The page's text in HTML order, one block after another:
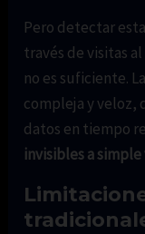
Pero detectar
través de visitas
no es suficiente.
compleja y veloz,
datos en tiempo
invisibles a